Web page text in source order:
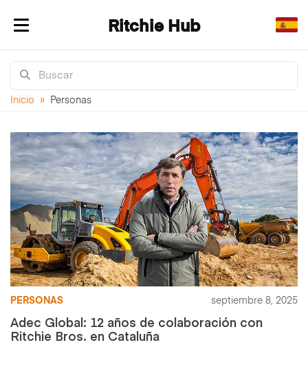
Alternar navegaciónRitchie Hub
Inicio » Personas
PERSONAS septiembre 8, 2025
Adec Global: 12 años de colaboración con
Ritchie Bros. en Cataluña